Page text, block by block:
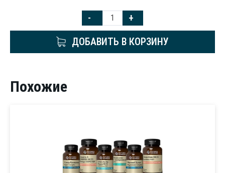
- +
ДОБАВИТЬ В КОРЗИНУ
Похожие